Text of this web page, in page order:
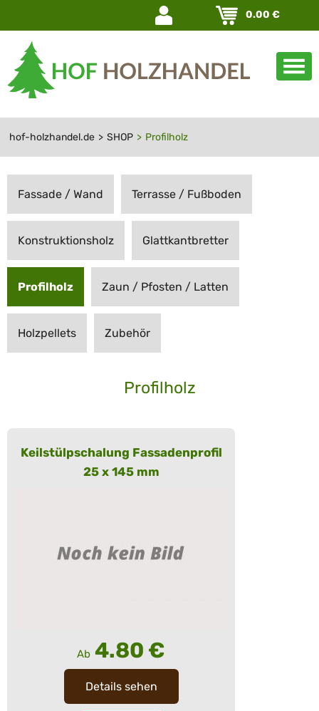
Navigation
überspringen
0.00 €
hof-holzhandel.de SHOP Profilholz
Navigation
überspringen
Fassade / Wand Terrasse / Fußboden
Konstruktionsholz Glattkantbretter
Profilholz Zaun / Pfosten / Latten
Holzpellets Zubehör
Profilholz
Keilstülpschalung Fassadenprofil
25 x 145 mm
Ab 4.80 €
Details sehen